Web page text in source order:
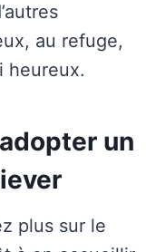
au refuge,
heureux.
un
plus sur le